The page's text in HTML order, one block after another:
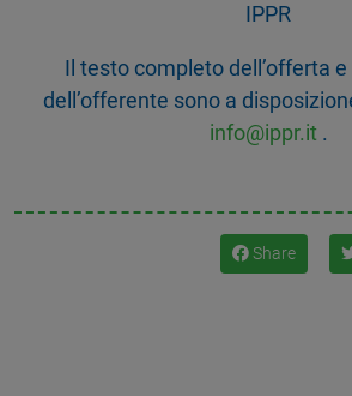
IPPR
Il testo completo dell’offerta
dell’offerente sono a
info@ippr.it .
Share